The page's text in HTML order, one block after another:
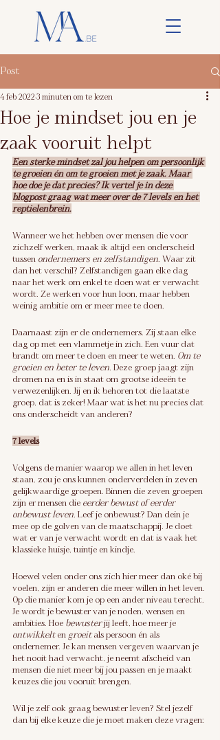
Post
Hoe je mindset jou en je
zaak vooruit helpt
4 feb 2022 3 minuten om te lezen
Een sterke mindset zal jou helpen om persoonlijk
te groeien én om te groeien met je zaak. Maar
hoe doe je dat precies? Ik vertel je in deze
blogpost graag wat meer over de 7 levels en het
reptielenbrein.
Wanneer we het hebben over mensen die voor
zichzelf werken, maak ik altijd een onderscheid
tussen ondernemers en zelfstandigen. Waar zit
dan het verschil? Zelfstandigen gaan elke dag
naar het werk om enkel te doen wat er verwacht
wordt. Ze werken voor hun loon, maar hebben
weinig ambitie om er meer mee te doen.
Daarnaast zijn er de ondernemers. Zij staan elke
dag op met een vlammetje in zich. Een vuur dat
brandt om meer te doen en meer te weten. Om te
groeien en beter te leven. Deze groep jaagt zijn
dromen na en is in staat om grootse ideeën te
verwezenlijken. Jij en ik behoren tot die laatste
groep, dat is zeker! Maar wat is het nu precies dat
ons onderscheidt van anderen?
7 levels
Volgens de manier waarop we allen in het leven
staan, zou je ons kunnen onderverdelen in zeven
gelijkwaardige groepen. Binnen die zeven groepen
zijn er mensen die eerder bewust of eerder
onbewust leven. Leef je onbewust? Dan dein je
mee op de golven van de maatschappij. Je doet
wat er van je verwacht wordt en dat is vaak het
klassieke huisje, tuintje en kindje.
Hoewel velen onder ons zich hier meer dan oké bij
voelen, zijn er anderen die meer willen in het leven.
Op die manier kom je op een ander niveau terecht.
Je wordt je bewuster van je noden, wensen en
ambities. Hoe bewuster jij leeft, hoe meer je
ontwikkelt en groeit als persoon én als
ondernemer. Je kan mensen vergeven waarvan je
het nooit had verwacht, je neemt afscheid van
mensen die niet meer bij jou passen en je maakt
keuzes die jou vooruit brengen.
Wil je zelf ook graag bewuster leven? Stel jezelf
dan bij elke keuze die je moet maken deze vragen: